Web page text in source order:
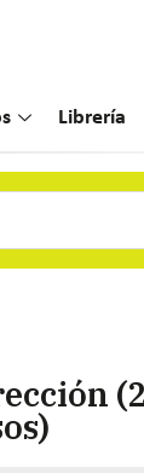
Librería